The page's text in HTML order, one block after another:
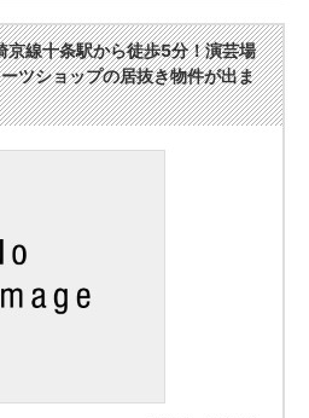
線十条駅から徒歩5分！演芸場
ツショップの居抜き物件が出ま